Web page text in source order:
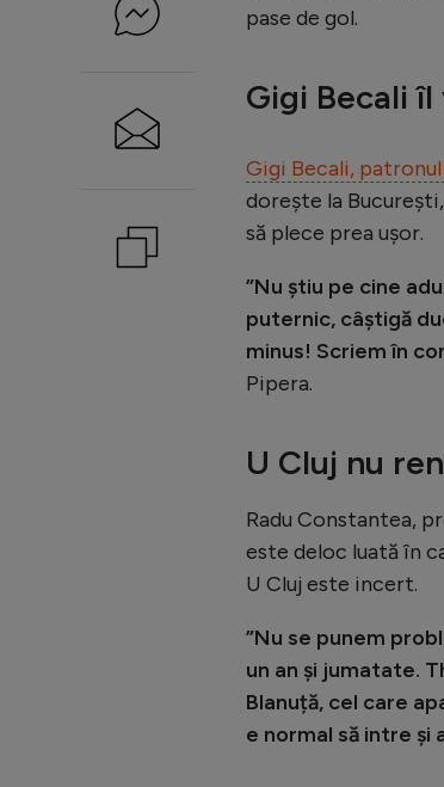
pase de gol.
Gigi Becali îl
Gigi Becali,
dorește la
să plece prea ușor.
”Nu știu pe cine
puternic, câștigă
minus! Scriem în
Pipera.
U Cluj nu
Radu Constantea,
este deloc luată în
U Cluj este incert.
”Nu se punem
un an și jumatate.
Blanuță, cel care
e normal să intre